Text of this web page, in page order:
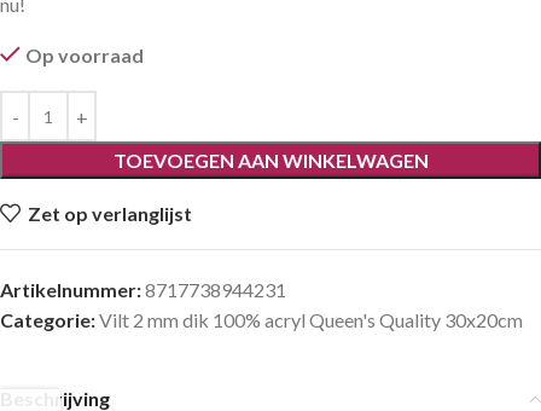
Op voorraad
TOEVOEGEN AAN WINKELWAGEN
Zet op verlanglijst
Artikelnummer:8717738944231
Categorie:Vilt 2 mm dik 100% acryl Queen's Quality 30x20cm
Beschrijving